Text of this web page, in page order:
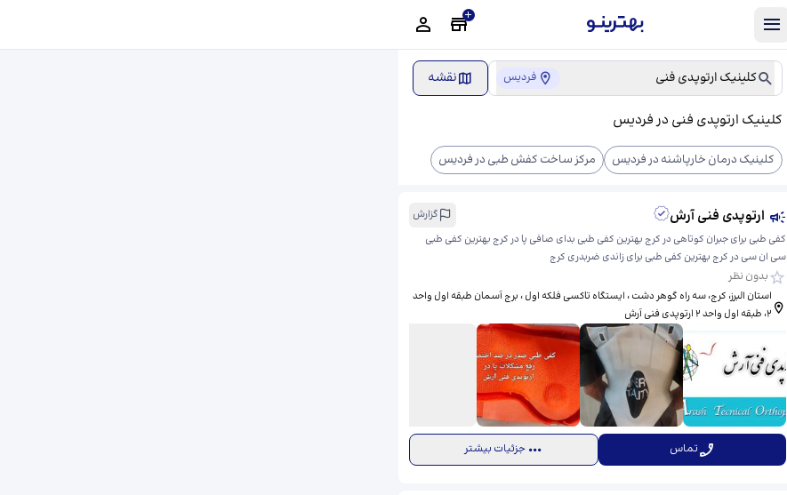
کلینیک ارتوپدی فنی فردیس نقشه
کلینیک ارتوپدی فنی در فردیس
کلینیک درمان خارپاشنه در فردیس مرکز ساخت کفش طبی در فردیس
ارتوپدی فنی آرش
گزارش
کفی طبی برای جبران کوتاهی در کرج بهترین کفی طبی بدای صافی پا در کرج بهترین کفی طبی
سی ان سی در کرج بهترین کفی طبی برای زاندی ضربدری کرج
بدون نظر
استان البرز، کرج، سه راه گوهر دشت ، ایستگاه تاکسی فلکه اول ، برج آسمان طبقه اول واحد
۲، ​طبقه اول واحد ۲ ارتوپدی فنی آرش
تماس جزئیات بیشتر